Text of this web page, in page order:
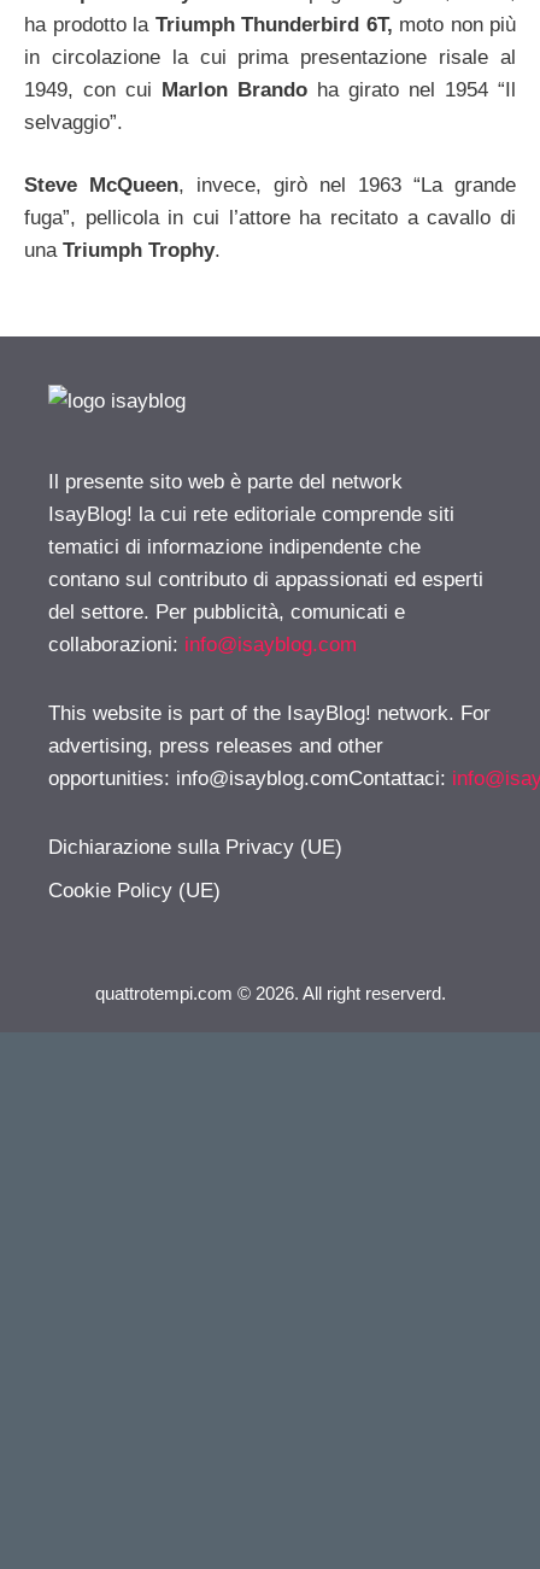
ha prodotto la Triumph Thunderbird 6T, moto non più
in circolazione la cui prima presentazione risale al
1949, con cui Marlon Brando ha girato nel 1954 “Il
selvaggio”.
Steve McQueen, invece, girò nel 1963 “La grande
fuga”, pellicola in cui l’attore ha recitato a cavallo di
una Triumph Trophy.
Il presente sito web è parte del network
IsayBlog! la cui rete editoriale comprende siti
tematici di informazione indipendente che
contano sul contributo di appassionati ed esperti
del settore. Per pubblicità, comunicati e
collaborazioni: info@isayblog.com
This website is part of the IsayBlog! network. For
advertising, press releases and other
opportunities: info@isayblog.comContattaci:
Dichiarazione sulla Privacy (UE)
Cookie Policy (UE)
quattrotempi.com © 2026. All right reserverd.